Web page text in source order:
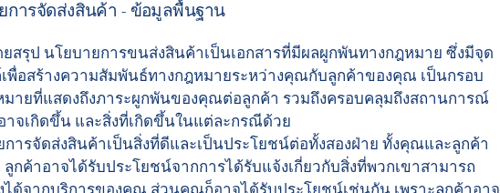
การจัดส่งสินค้า - ข้อมูลพื้นฐาน
ยสรุป นโยบายการขนส่งสินค้าเป็นเอกสารที่มีผลผูกพันทางกฎหมาย ซึ่งมีจุด
เพื่อสร้างความสัมพันธ์ทางกฎหมายระหว่างคุณกับลูกค้าของคุณ เป็นกรอบ
มายที่แสดงถึงภาระผูกพันของคุณต่อลูกค้า รวมถึงครอบคลุมถึงสถานการณ์
าจเกิดขึ้น และสิ่งที่เกิดขึ้นในแต่ละกรณีด้วย
การจัดส่งสินค้าเป็นสิ่งที่ดีและเป็นประโยชน์ต่อทั้งสองฝ่าย ทั้งคุณและลูกค้า
กค้าอาจได้รับประโยชน์จากการได้รับแจ้งเกี่ยวกับสิ่งที่พวกเขาสามารถ
ได้จากบริการของคุณ ส่วนคุณก็อาจได้รับประโยชน์เช่นกัน เพราะลูกค้าอาจ